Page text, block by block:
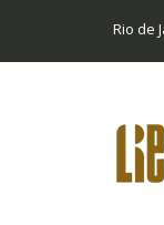
Rio de